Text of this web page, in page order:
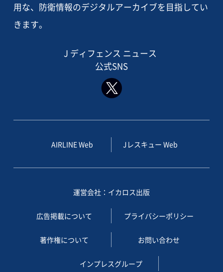
用な、防衛情報のデジタルアーカイブを目指してい
きます。
J ディフェンス ニュース
公式SNS
AIRLINE Web Jレスキュー Web
運営会社：イカロス出版
広告掲載について プライバシーポリシー
著作権について お問い合わせ
インプレスグループ